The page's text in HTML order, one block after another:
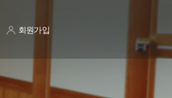
회원가입